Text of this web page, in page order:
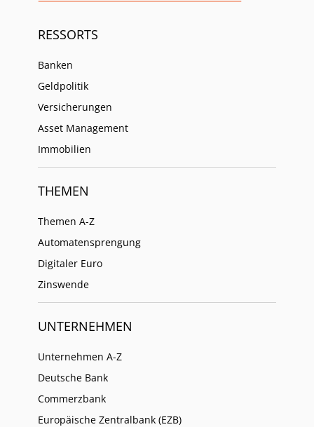
RESSORTS
Banken
Geldpolitik
Versicherungen
Asset Management
Immobilien
THEMEN
Themen A-Z
Automatensprengung
Digitaler Euro
Zinswende
UNTERNEHMEN
Unternehmen A-Z
Deutsche Bank
Commerzbank
Europäische Zentralbank (EZB)